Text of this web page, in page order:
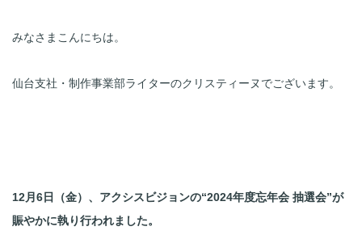
みなさまこんにちは。
仙台支社・制作事業部ライターのクリスティーヌでございます。
12月6日（金）、アクシスビジョンの“2024年度忘年会 抽選会”が
賑やかに執り行われました。